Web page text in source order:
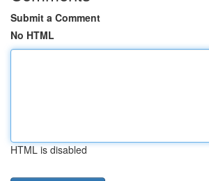
Submit a Comment
No HTML
HTML is disabled